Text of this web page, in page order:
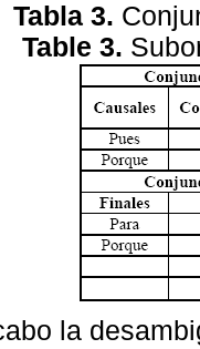
Tabla 3.
Table 3.
la